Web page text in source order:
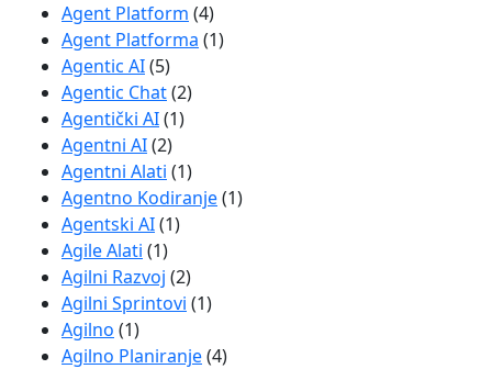
Agent Platform (4)
Agent Platforma (1)
Agentic AI(5)
Agentic Chat(2)
Agentički AI(1)
Agentni AI(2)
Agentni Alati (1)
Agentno Kodiranje(1)
Agentski AI(1)
Agile Alati (1)
Agilni Razvoj (2)
Agilni Sprintovi (1)
Agilno (1)
Agilno Planiranje(4)